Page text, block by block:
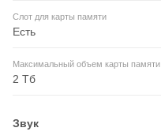
Слот для карты памяти
Есть
Максимальный объем карты памяти
2 Тб
Звук